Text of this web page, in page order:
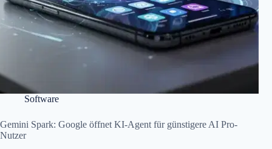
Software
Gemini Spark: Google öffnet KI-Agent für günstigere AI Pro-
Nutzer